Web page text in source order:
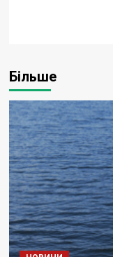
Більше